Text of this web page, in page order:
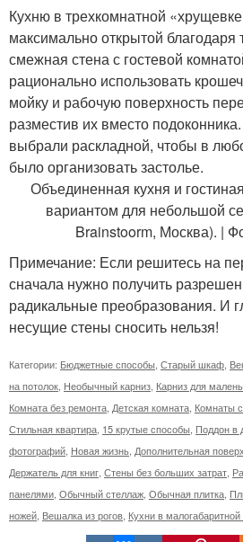
Кухню в трехкомнатной
максимально открытой
смежная стена с гостевой
рационально использовать
мойку и рабочую поверхность
разместив их вместо
выбрали раскладной, чтобы в
было организовать застолье.
Объединенная кухня и
вариантом для небольшой
Brainstoorm, Москва). |
Примечание: Если решитесь на
сначала нужно получить
радикальные преобразования. И
несущие стены сносить нельзя!
Категории: Бюджетные способы Старый шкаф
на потолок Необычный карниз Карниз для
Комната без ремонта Детская комната Комнаты
Стильная квартира 15 крутые способы Поддон в
фотографий Новая жизнь Дополнительная
Держатель для книг Стены без больших затрат
панелями Обычный стеллаж Обычная плитка
ножей Вешалка из рогов Кухни в малогабаритной